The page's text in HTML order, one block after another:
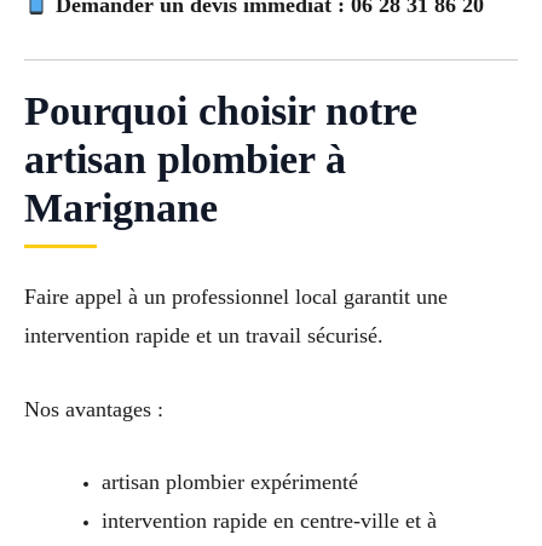
Demander un devis immédiat : 06 28 31 86 20
Pourquoi choisir notre
artisan plombier à
Marignane
Faire appel à un professionnel local garantit une
intervention rapide et un travail sécurisé.
Nos avantages :
artisan plombier expérimenté
intervention rapide en centre-ville et à